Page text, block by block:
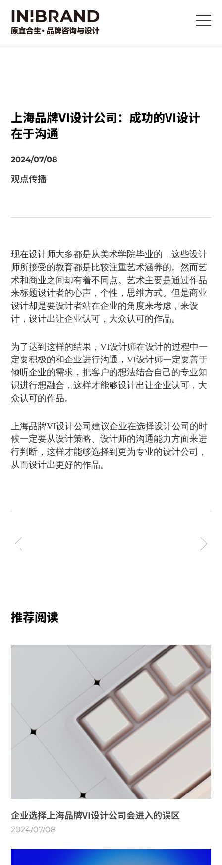
上海品牌VI设计公司：成功的VI设计
在于沟通
2024/07/08
观点传播
现在设计师大多都是从美术学院毕业的，这些设计
师所接受的教育都是比较注重艺术涵养的。然而艺
术和商业之间却有着不同点。艺术主要是通过作品
来标题设计者的心声，个性，思维方式。但是商业
设计却是要设计者站在企业的角度来考虑，来设
计，设计出让企业认可，大众认可的作品。
为了达到这样的结果，VI设计师在设计的过程中一
定要积极的和企业进行沟通，VI设计师一定要善于
倾听企业的需求，把客户的想法结合自己的专业知
识进行想融合，这样才能够设计出让企业认可，大
众认可的作品。
上海品牌VI设计公司建议企业在选择设计公司的时
候一定要从设计策略、设计师的沟通能力方面来进
行判断，这样才能够选择到更为专业的设计公司，
从而设计出更好的作品。
推荐阅读
企业选择上海品牌VI设计公司会进入的误区
2024/07/08